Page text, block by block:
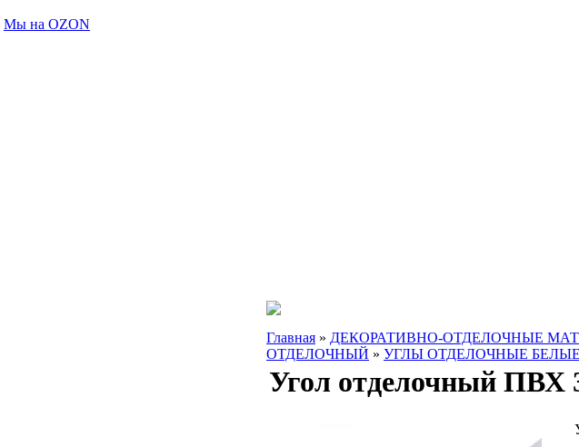
Мы на OZON
Главная » ДЕКОРАТИВНО-ОТДЕЛОЧНЫЕ
ОТДЕЛОЧНЫЙ » УГЛЫ ОТДЕЛОЧНЫЕ
Угол отделочный ПВХ